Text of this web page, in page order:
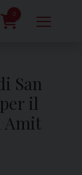
0
San
il
Amit